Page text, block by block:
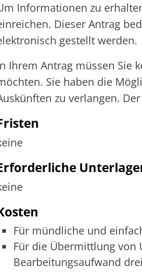
Informationen zu
Dieser Antrag
gestellt werden.
Ihrem Antrag müssen Sie
Sie haben die
zu verlangen.
Für mündliche und
Für die Übermittlung
Bearbeitungsaufwand